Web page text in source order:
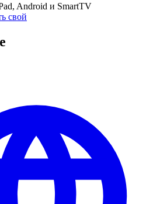
Android и SmartTV
свой